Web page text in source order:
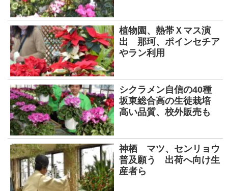
植物園、熱帯Ｘマス演
出 那珂、ポインセチア
やラン利用
シクラメン自信の40種
坂東総合高の生徒栽培
高い品質、校外販売も
神栖 マツ、センリョウ
普及願う 出荷へ向け生
産者ら